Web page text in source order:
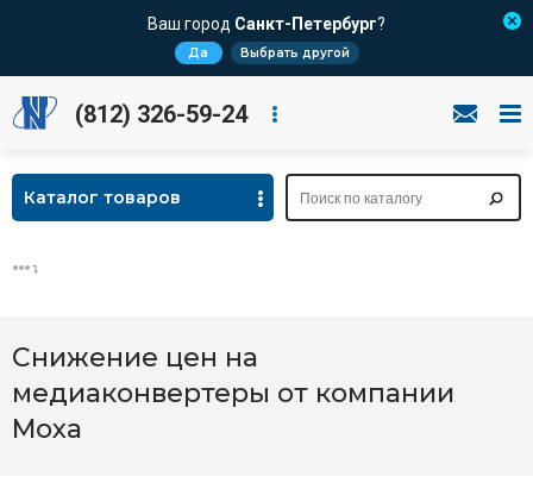
Ваш город Санкт-Петербург?
Да Выбрать другой
(812) 326-59-24
Каталог товаров
Снижение цен на
медиаконвертеры от компании
Moxa